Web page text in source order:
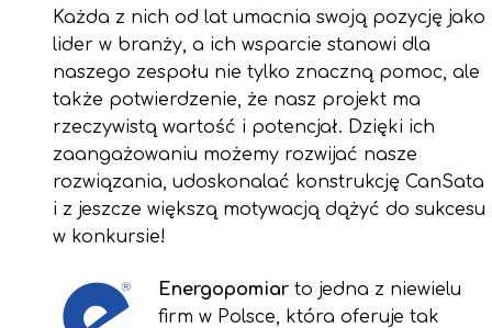
Każda z nich od lat umacnia swoją pozycję jako
lider w branży, a ich wsparcie stanowi dla
naszego zespołu nie tylko znaczną pomoc, ale
także potwierdzenie, że nasz projekt ma
rzeczywistą wartość i potencjał. Dzięki ich
zaangażowaniu możemy rozwijać nasze
rozwiązania, udoskonalać konstrukcję CanSata
i z jeszcze większą motywacją dążyć do sukcesu
w konkursie!
Energopomiar to jedna z niewielu
firm w Polsce, która oferuje tak